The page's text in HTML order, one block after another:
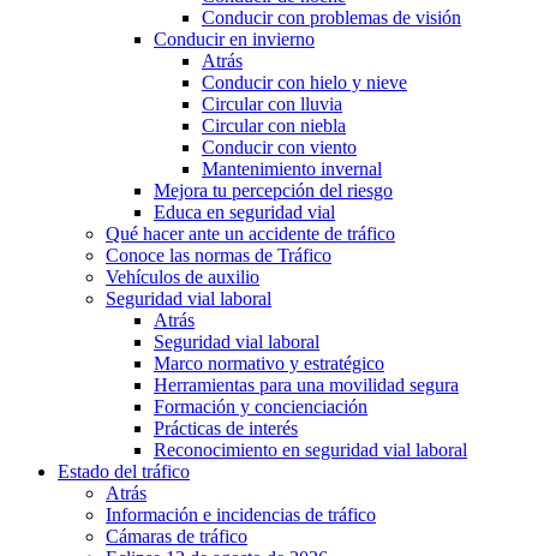
Conducir con problemas de visión
Conducir en invierno
Atrás
Conducir con hielo y nieve
Circular con lluvia
Circular con niebla
Conducir con viento
Mantenimiento invernal
Mejora tu percepción del riesgo
Educa en seguridad vial
Qué hacer ante un accidente de tráfico
Conoce las normas de Tráfico
Vehículos de auxilio
Seguridad vial laboral
Atrás
Seguridad vial laboral
Marco normativo y estratégico
Herramientas para una movilidad segura
Formación y concienciación
Prácticas de interés
Reconocimiento en seguridad vial laboral
Estado del tráfico
Atrás
Información e incidencias de tráfico
Cámaras de tráfico